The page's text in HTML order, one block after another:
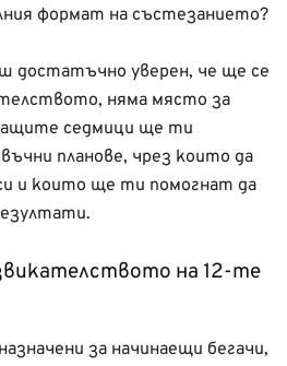
формат на състезанието?
достатъчно уверен, че ще се
няма място за
седмици ще ти
планове, чрез които да
и които ще ти помогнат да
на 12-те
за начинаещи бегачи,